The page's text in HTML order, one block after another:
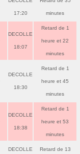
17:20 minutes
DECOLLE
18:07
Retard de 1
heure et 22
minutes
DECOLLE
18:30
Retard de 1
heure et 45
minutes
DECOLLE
18:38
Retard de 1
heure et 53
minutes
DECOLLE Retard de 13